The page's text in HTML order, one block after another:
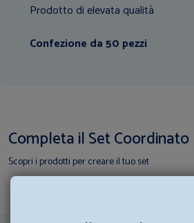
Prodotto di elevata qualità
Confezione da 50 pezzi
Completa il Set Coordinato
Scopri i prodotti per creare il tuo set